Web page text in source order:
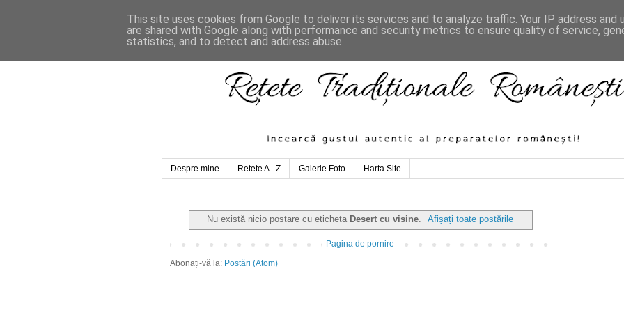
Despre mine Retete A - Z Galerie Foto Harta Site
Nu există nicio postare cu eticheta Desert cu visine. Afișați toate postările
Pagina de pornire
Abonați-vă la: Postări (Atom)
This site uses cookies from Google to deliver its services and to analyze traffic. Your IP address and
are shared with Google along with performance and security metrics to ensure quality of service,
statistics, and to detect and address abuse.